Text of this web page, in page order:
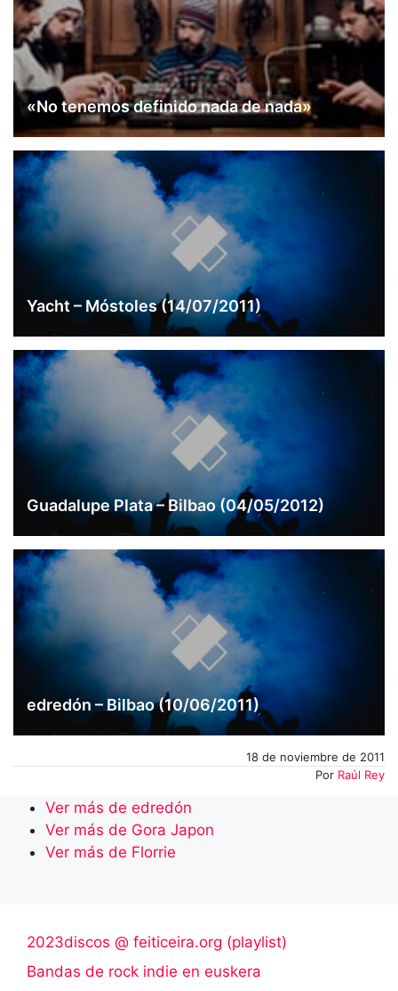
«No tenemos definido nada de nada»
Yacht – Móstoles (14/07/2011)
Guadalupe Plata – Bilbao (04/05/2012)
edredón – Bilbao (10/06/2011)
18 de noviembre de 2011
Por Raúl Rey
Ver más de edredón
Ver más de Gora Japon
Ver más de Florrie
2023discos @ feiticeira.org (playlist)
Bandas de rock indie en euskera